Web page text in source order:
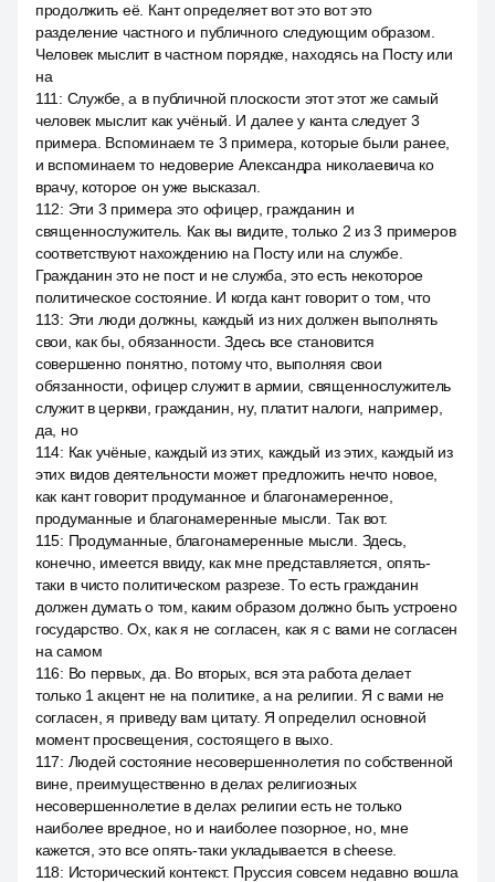
продолжить её. Кант определяет вот это вот это
разделение частного и публичного следующим образом.
Человек мыслит в частном порядке, находясь на Посту или
на
111 : Службе, а в публичной плоскости этот этот же самый
человек мыслит как учёный. И далее у канта следует 3
примера. Вспоминаем те 3 примера, которые были ранее,
и вспоминаем то недоверие Александра николаевича ко
врачу, которое он уже высказал.
112: Эти 3 примера это офицер, гражданин и
священнослужитель. Как вы видите, только 2 из 3 примеров
соответствуют нахождению на Посту или на службе.
Гражданин это не пост и не служба, это есть некоторое
политическое состояние. И когда кант говорит о том, что
113: Эти люди должны, каждый из них должен выполнять
свои, как бы, обязанности. Здесь все становится
совершенно понятно, потому что, выполняя свои
обязанности, офицер служит в армии, священнослужитель
служит в церкви, гражданин, ну, платит налоги, например,
да, но
114: Как учёные, каждый из этих, каждый из этих, каждый из
этих видов деятельности может предложить нечто новое,
как кант говорит продуманное и благонамеренное,
продуманные и благонамеренные мысли. Так вот.
115: Продуманные, благонамеренные мысли. Здесь,
конечно, имеется ввиду, как мне представляется, опять-
таки в чисто политическом разрезе. То есть гражданин
должен думать о том, каким образом должно быть устроено
государство. Ох, как я не согласен, как я с вами не согласен
на самом
116: Во первых, да. Во вторых, вся эта работа делает
только 1 акцент не на политике, а на религии. Я с вами не
согласен, я приведу вам цитату. Я определил основной
момент просвещения, состоящего в выхо.
117: Людей состояние несовершеннолетия по собственной
вине, преимущественно в делах религиозных
несовершеннолетие в делах религии есть не только
наиболее вредное, но и наиболее позорное, но, мне
кажется, это все опять-таки укладывается в cheese.
118: Исторический контекст. Пруссия совсем недавно вошла